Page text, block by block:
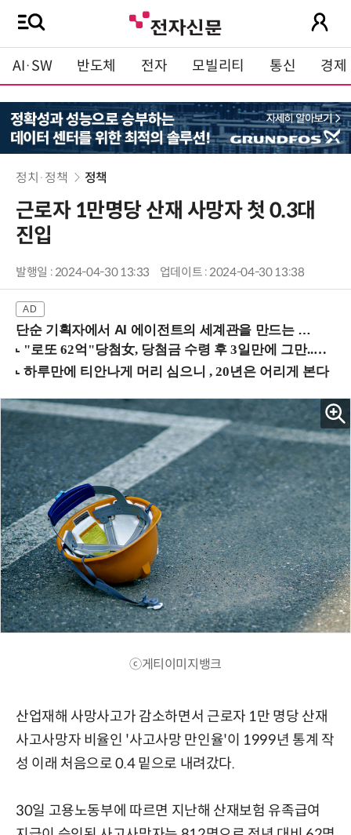
AI·SW 반도체 전자 모빌리티 통신 경제
정치·정책 정책
근로자 1만명당 산재 사망자 첫 0.3대
진입
발행일 : 2024-04-30 13:33 업데이트 : 2024-04-30 13:38
단순 기획자에서 AI 에이전트의 세계관을 만드는 지식 설계자로.. (8/20 강남역)
ⓒ게티이미지뱅크
산업재해 사망사고가 감소하면서 근로자 1만 명당 산재
사고사망자 비율인 '사고사망 만인율'이 1999년 통계 작
성 이래 처음으로 0.4 밑으로 내려갔다.
30일 고용노동부에 따르면 지난해 산재보험 유족급여